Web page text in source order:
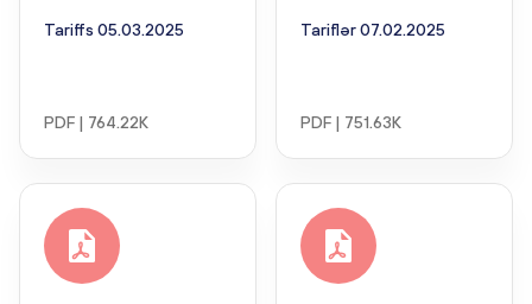
Tariffs 05.03.2025
PDF | 764.22K
Tariflər 07.02.2025
PDF | 751.63K